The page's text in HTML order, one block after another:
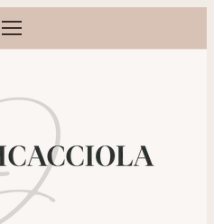
Ouvrir le menu
bébé et famille à Orléans